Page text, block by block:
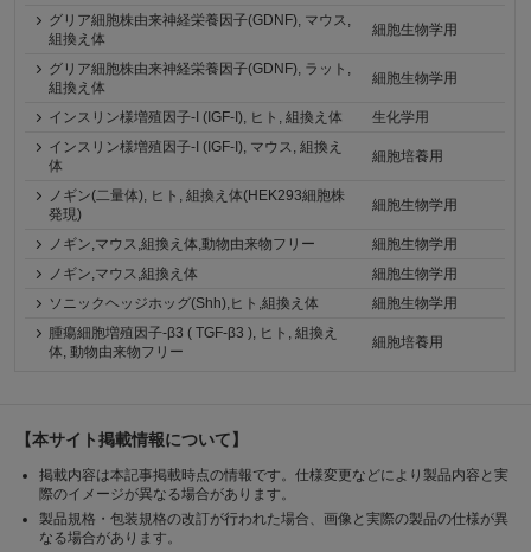
グリア細胞株由来神経栄養因子(GDNF), マウス,
組換え体
細胞生物学用
グリア細胞株由来神経栄養因子(GDNF), ラット,
組換え体
細胞生物学用
インスリン様増殖因子-I (IGF-I), ヒト, 組換え体
生化学用
インスリン様増殖因子-I (IGF-I), マウス, 組換え
体
細胞培養用
ノギン(二量体), ヒト, 組換え体(HEK293細胞株
発現)
細胞生物学用
ノギン,マウス,組換え体,動物由来物フリー
細胞生物学用
ノギン,マウス,組換え体
細胞生物学用
ソニックヘッジホッグ(Shh),ヒト,組換え体
細胞生物学用
腫瘍細胞増殖因子-β3 ( TGF-β3 ), ヒト, 組換え
体, 動物由来物フリー
細胞培養用
【本サイト掲載情報について】
掲載内容は本記事掲載時点の情報です。仕様変更などにより製品内容と実
際のイメージが異なる場合があります。
製品規格・包装規格の改訂が行われた場合、画像と実際の製品の仕様が異
なる場合があります。